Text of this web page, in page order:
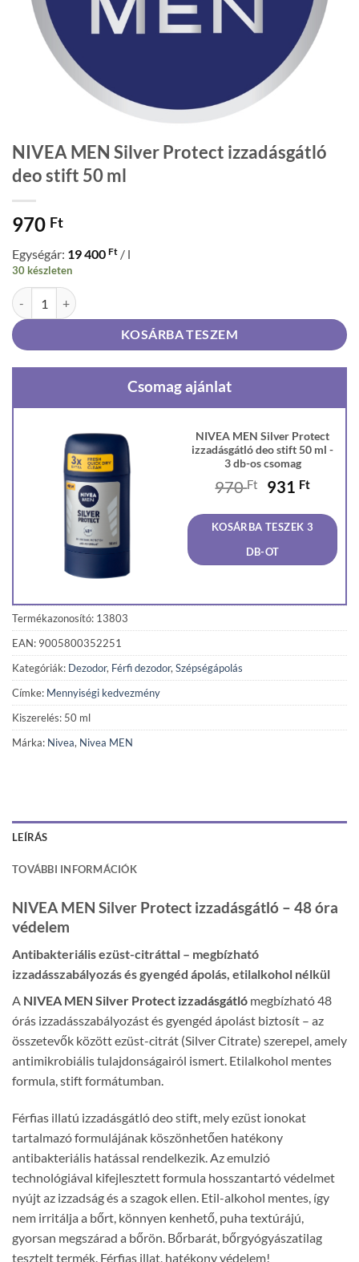
NIVEA MEN Silver Protect izzadásgátló
deo stift 50 ml
970 Ft
Egységár: 19 400 Ft / l
30 készleten
NIVEA MEN Silver Protect izzadásgátló deo stift 50 ml mennyiség
KOSÁRBA TESZEM
Csomag ajánlat
NIVEA MEN Silver Protect
izzadásgátló deo stift 50 ml -
3 db-os csomag
970Ft
Original
was:
970 Ft.
931 Ft
is:
931
KOSÁRBA TESZEK 3
DB-OT
Termékazonosító: 13803
EAN: 9005800352251
Kategóriák: Dezodor, Férfi dezodor, Szépségápolás
Címke: Mennyiségi kedvezmény
Kiszerelés: 50 ml
Márka: Nivea, Nivea MEN
LEÍRÁS
TOVÁBBI INFORMÁCIÓK
NIVEA MEN Silver Protect izzadásgátló – 48 óra
védelem
Antibakteriális ezüst-citráttal – megbízható
izzadásszabályozás és gyengéd ápolás, etilalkohol nélkül
A NIVEA MEN Silver Protect izzadásgátló megbízható 48
órás izzadásszabályozást és gyengéd ápolást biztosít – az
összetevők között ezüst-citrát (Silver Citrate) szerepel, amely
antimikrobiális tulajdonságairól ismert. Etilalkohol mentes
formula, stift formátumban.
Férfias illatú izzadásgátló deo stift, mely ezüst ionokat
tartalmazó formulájának köszönhetően hatékony
antibakteriális hatással rendelkezik. Az emulzió
technológiával kifejlesztett formula hosszantartó védelmet
nyújt az izzadság és a szagok ellen. Etil-alkohol mentes, így
nem irritálja a bőrt, könnyen kenhető, puha textúrájú,
gyorsan megszárad a bőrön. Bőrbarát, bőrgyógyászatilag
tesztelt termék. Férfias illat, hatékony védelem!